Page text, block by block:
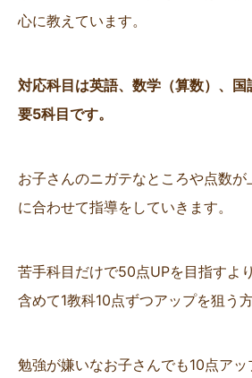
心に教えています。
対応科目は英語、数学（算数）、
要5科目です。
お子さんのニガテなところや点数が
に合わせて指導をしていきます。
苦手科目だけで50点UPを目指すよ
含めて1教科10点ずつアップを狙う
勉強が嫌いなお子さんでも10点アッ